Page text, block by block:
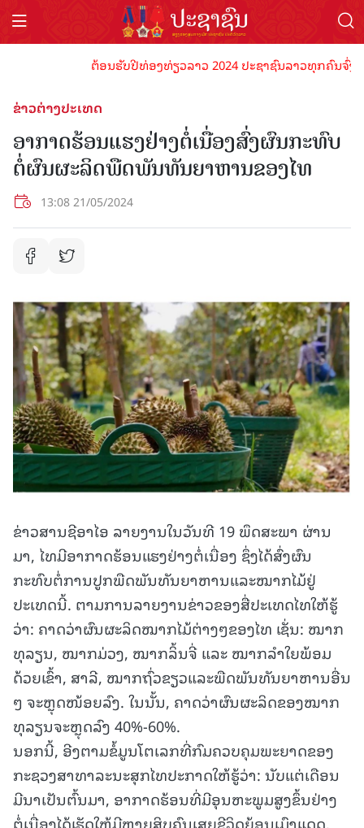
ຕ້ອນຮັບປີທ່ອງທ່ຽວລາວ 2024 ປະຊາຊົນລາວທຸກຄົນຈົ່ງ
ຂ່າວຕ່າງປະເທດ
ອາກາດຮ້ອນແຮງຢ່າງຕໍ່ເນື່ອງສົ່ງຜົນກະທົບ
ຕໍ່ຜົນຜະລິດພືດພັນທັນຍາຫານຂອງໄທ
13:08 21/05/2024
ຂ່າວສານຊີອາໄອ ລາຍງານໃນວັນທີ 19 ພຶດສະພາ ຜ່ານ
ມາ, ໄທມີອາກາດຮ້ອນແຮງຢ່າງຕໍ່ເນື່ອງ ຊຶ່ງໄດ້ສົ່ງຜົນ
ກະທົບຕໍ່ການປູກພືດພັນທັນຍາຫານແລະໝາກໄມ້ຢູ່
ປະເທດນີ້. ຕາມການລາຍງານຂ່າວຂອງສື່ປະເທດໄທໃຫ້ຮູ້
ວ່າ: ຄາດວ່າຜົນຜະລິດໝາກໄມ້ຕ່າງໆຂອງໄທ ເຊັ່ນ: ໝາກ
ທຸລຽນ, ໝາກມ່ວງ, ໝາກລິ້ນຈີ່ ແລະ ໝາກລຳໃຍພ້ອມ
ດ້ວຍເຂົ້າ, ສາລີ, ໝາກຖົ່ວຂຽວແລະພືດພັນທັນຍາຫານອື່ນ
ໆ ຈະຫຼຸດໜ້ອຍລົງ. ໃນນັ້ນ, ຄາດວ່າຜົນຜະລິດຂອງໝາກ
ທຸລຽນຈະຫຼຸດລົງ 40%-60%.
ນອກນີ້, ອີງຕາມຂໍ້ມູນໂຕເລກທີ່ກົມຄວບຄຸມພະຍາດຂອງ
ກະຊວງສາທາລະນະສຸກໄທປະກາດໃຫ້ຮູ້ວ່າ: ນັບແຕ່ເດືອນ
ມີນາເປັນຕົ້ນມາ, ອາກາດຮ້ອນທີ່ມີອຸນຫະພູມສູງຂຶ້ນຢ່າງ
ຕໍ່ເນື່ອງໄດ້ເຮັດໃຫ້ມີຫຼາຍສິບຄົນເສຍຊີວິດຍ້ອນເມົາແດດ.